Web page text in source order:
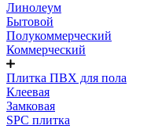
Линолеум
Бытовой
Полукоммерческий
Коммерческий
Плитка ПВХ для пола
Клеевая
Замковая
SPC плитка